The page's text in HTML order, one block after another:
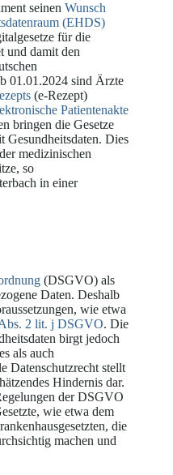
seinen Wunsch
(EHDS)
für die
und damit den
01.01.2024 sind Ärzte
(e-Rezept)
Patientenakte
bringen die Gesetze
Gesundheitsdaten. Dies
medizinischen
so
in einer
(DSGVO) als
Daten. Deshalb
wie etwa
2 lit. j DSGVO. Die
birgt jedoch
als auch
Datenschutzrecht stellt
Hindernis dar.
der DSGVO
wie etwa dem
die
machen und